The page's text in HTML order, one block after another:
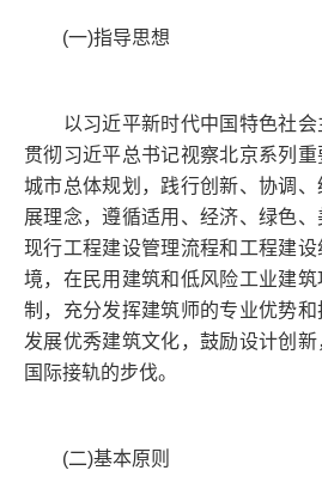
(一)指导思想
以习近平新时代中国特色社会
贯彻习近平总书记视察北京系列
城市总体规划，践行创新、协调
展理念，遵循适用、经济、绿色
现行工程建设管理流程和工程建
境，在民用建筑和低风险工业建
制，充分发挥建筑师的专业优势
发展优秀建筑文化，鼓励设计创
国际接轨的步伐。
(二)基本原则